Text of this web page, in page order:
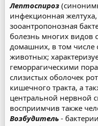
Лептоспироз
инфекционная
зооантропонозная
болезнь многих видов
домашних, в том числе
животных;
геморрагическими
слизистых оболочек
кишечного тракта, а
центральной нервной
восприимчив также
Возбудитель -